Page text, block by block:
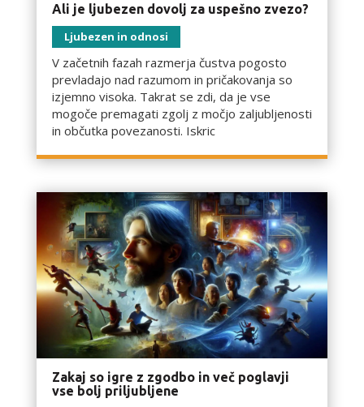
Ali je ljubezen dovolj za uspešno zvezo?
Ljubezen in odnosi
V začetnih fazah razmerja čustva pogosto
prevladajo nad razumom in pričakovanja so
izjemno visoka. Takrat se zdi, da je vse
mogoče premagati zgolj z močjo zaljubljenosti
in občutka povezanosti. Iskric
Zakaj so igre z zgodbo in več poglavji
vse bolj priljubljene